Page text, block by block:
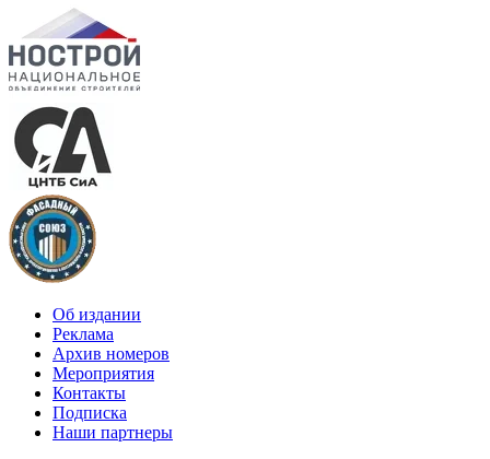
Об издании
Реклама
Архив номеров
Мероприятия
Контакты
Подписка
Наши партнеры